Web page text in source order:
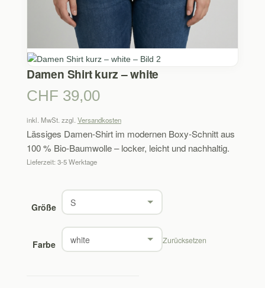
Damen Shirt kurz – white
CHF 39,00
inkl. MwSt. zzgl. Versandkosten
Lässiges Damen-Shirt im modernen Boxy-Schnitt aus
100 % Bio-Baumwolle – locker, leicht und nachhaltig.
Lieferzeit: 3-5 Werktage
Größe
Farbe Zurücksetzen